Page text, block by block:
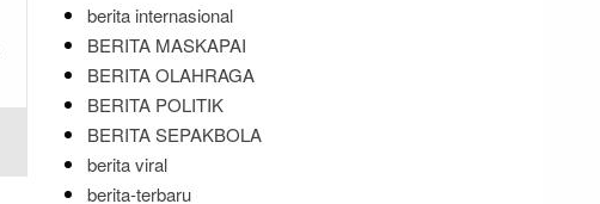
berita internasional
BERITA MASKAPAI
BERITA OLAHRAGA
BERITA POLITIK
BERITA SEPAKBOLA
berita viral
berita-terbaru